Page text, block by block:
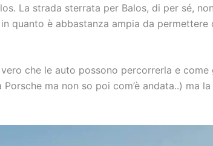
La strada sterrata per Balos, di per sé,
quanto è abbastanza ampia da permettere
che le auto possono percorrerla e
ma non so poi com’è andata..) ma